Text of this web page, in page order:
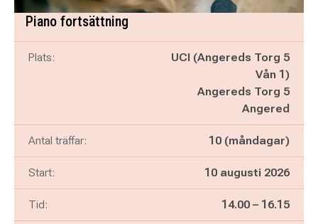
Piano fortsättning
Plats:
UCI (Angereds Torg 5
Vån 1)
Angereds Torg 5
Angered
Antal träffar: 10 (måndagar)
Start: 10 augusti 2026
Tid: Pågår mellan
14.00 – och
16.15